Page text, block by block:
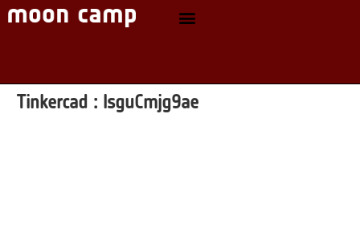
Tinkercad : lsguCmjg9ae